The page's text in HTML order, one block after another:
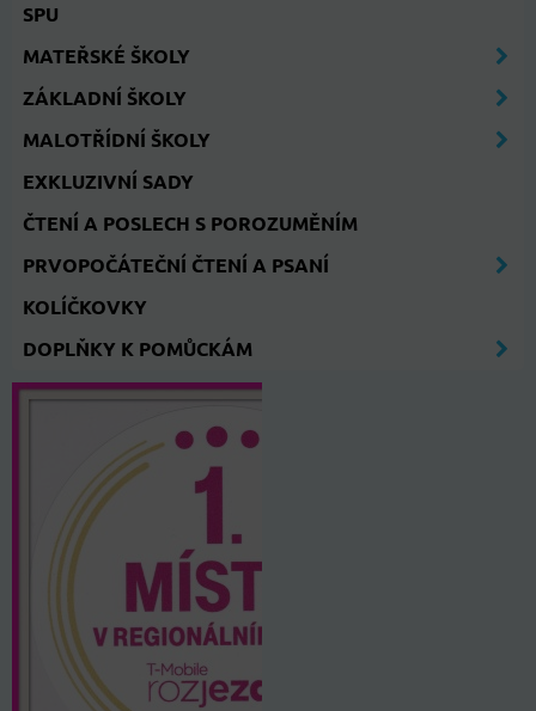
SPU
MATEŘSKÉ ŠKOLY
ZÁKLADNÍ ŠKOLY
MALOTŘÍDNÍ ŠKOLY
EXKLUZIVNÍ SADY
ČTENÍ A POSLECH S POROZUMĚNÍM
PRVOPOČÁTEČNÍ ČTENÍ A PSANÍ
KOLÍČKOVKY
DOPLŇKY K POMŮCKÁM